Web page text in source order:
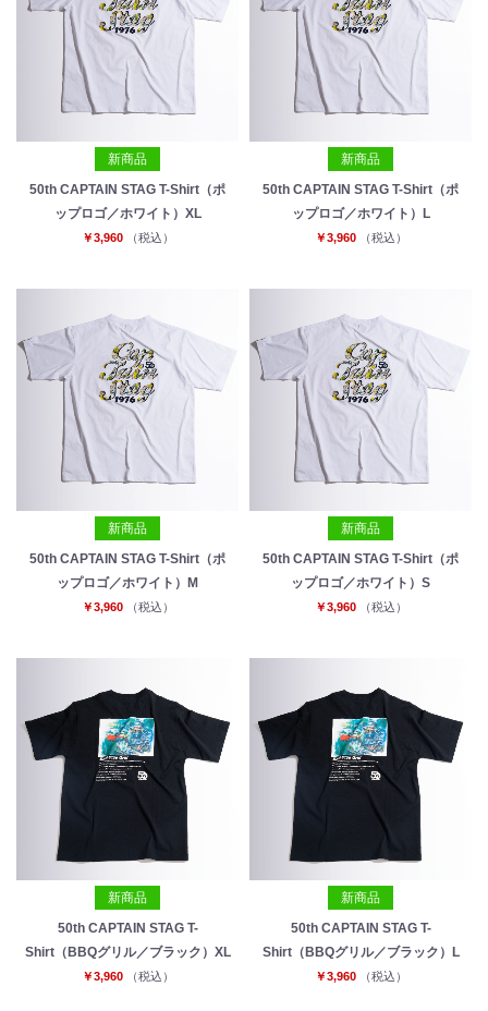
新商品
50th CAPTAIN STAG T-Shirt（ポ
ップロゴ／ホワイト）XL
￥3,960 （税込）
新商品
50th CAPTAIN STAG T-Shirt（ポ
ップロゴ／ホワイト）L
￥3,960 （税込）
新商品
50th CAPTAIN STAG T-Shirt（ポ
ップロゴ／ホワイト）M
￥3,960 （税込）
新商品
50th CAPTAIN STAG T-Shirt（ポ
ップロゴ／ホワイト）S
￥3,960 （税込）
新商品
50th CAPTAIN STAG T-
Shirt（BBQグリル／ブラック）XL
￥3,960 （税込）
新商品
50th CAPTAIN STAG T-
Shirt（BBQグリル／ブラック）L
￥3,960 （税込）